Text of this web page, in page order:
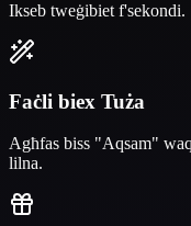
Ikseb tweġibiet f'sekondi.
Faċli biex Tuża
Agħfas biss "Aqsam"
lilna.